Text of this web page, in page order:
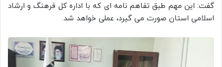
گفت: این مهم طبق تفاهم نامه ای که با اداره کل فرهنگ و ارشاد
اسلامی استان صورت می گیرد، عملی خواهد شد.